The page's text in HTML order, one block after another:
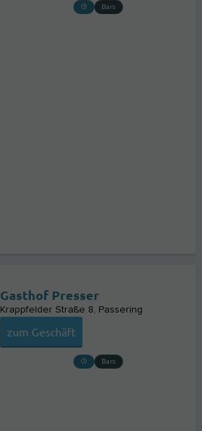
Bars
Gasthof Presser
Krappfelder Straße 8 Passering
zum Geschäft
Bars